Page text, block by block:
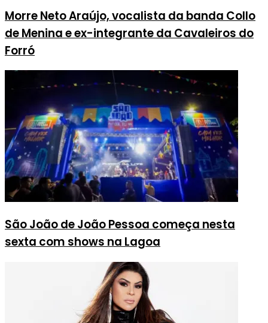
Morre Neto Araújo, vocalista da banda Collo
de Menina e ex-integrante da Cavaleiros do
Forró
São João de João Pessoa começa nesta
sexta com shows na Lagoa